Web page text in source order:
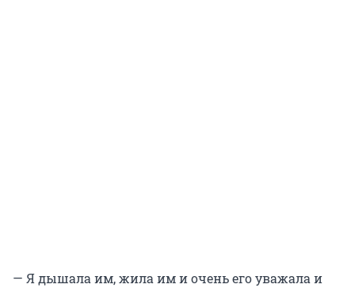
— Я дышала им, жила им и очень его уважала и